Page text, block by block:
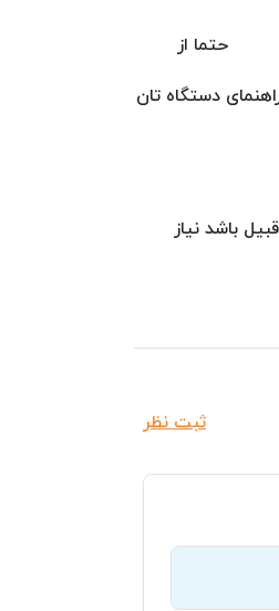
حتما از
دستگاه تان
باشد نیاز
ثبت نظر